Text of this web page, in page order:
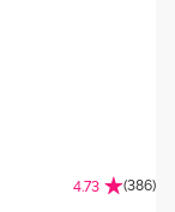
4.73 (386)